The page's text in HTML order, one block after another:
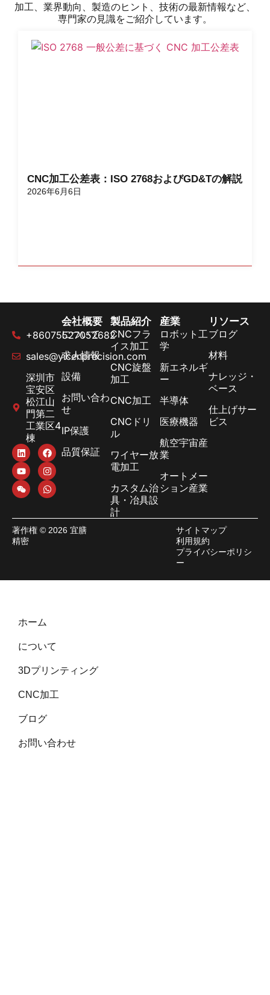
加工、業界動向、製造のヒント、技術の最新情報など、
専門家の見識をご紹介しています。
CNC加工公差表：ISO 2768およびGD&Tの解説
2026年6月6日
+86075527052682
sales@yicenprecision.com
深圳市
宝安区
松江山
門第二
工業区4
棟
会社概要
について
求人情報
設備
お問い合わ
せ
IP保護
品質保証
製品紹介
CNCフラ
イス加工
CNC旋盤
加工
CNC加工
CNCドリ
ル
ワイヤー放
電加工
カスタム治
具・冶具設
計
産業
ロボット工
学
新エネルギ
ー
半導体
医療機器
航空宇宙産
業
オートメー
ション産業
リソース
ブログ
材料
ナレッジ・
ベース
仕上げサー
ビス
著作権 © 2026 宜膳
精密
サイトマップ
利用規約
プライバシーポリシ
ー
ホーム
について
3Dプリンティング
CNC加工
ブログ
お問い合わせ